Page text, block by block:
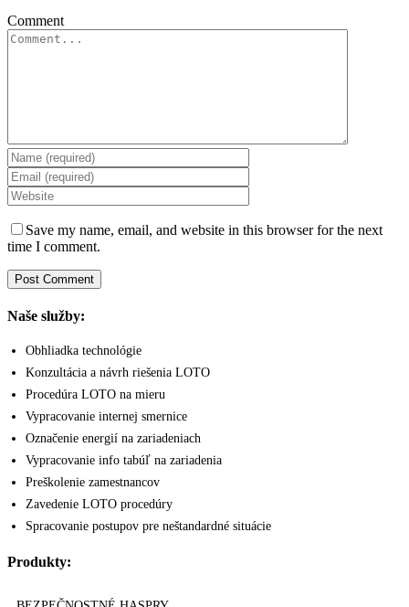
Comment
Save my name, email, and website in this browser for the next
time I comment.
Naše služby:
Obhliadka technológie
Konzultácia a návrh riešenia LOTO
Procedúra LOTO na mieru
Vypracovanie internej smernice
Označenie energií na zariadeniach
Vypracovanie info tabúľ na zariadenia
Preškolenie zamestnancov
Zavedenie LOTO procedúry
Spracovanie postupov pre neštandardné situácie
Produkty: